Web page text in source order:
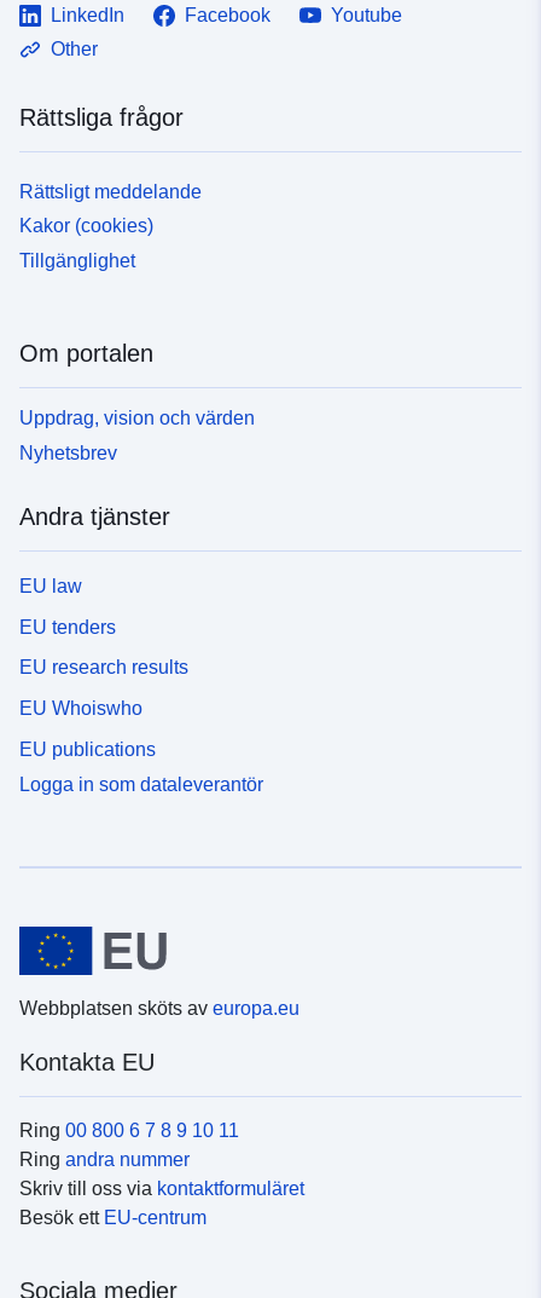
LinkedIn Facebook
Youtube
Other
Rättsliga frågor
Rättsligt meddelande
Kakor (cookies)
Tillgänglighet
Om portalen
Uppdrag, vision och värden
Nyhetsbrev
Andra tjänster
EU law
EU tenders
EU research results
EU Whoiswho
EU publications
Logga in som dataleverantör
Webbplatsen sköts av europa.eu
Kontakta EU
Ring 00 800 6 7 8 9 10 11
Ring andra nummer
Skriv till oss via kontaktformuläret
Besök ett EU-centrum
Sociala medier